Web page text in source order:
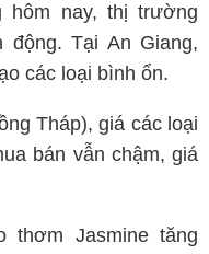
hôm nay, thị trường
Tại An Giang,
các loại bình ổn.
Tháp), giá các loại
bán vẫn chậm, giá
thơm Jasmine tăng